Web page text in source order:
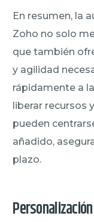
En resumen, la
Zoho no solo
que también
y agilidad
rápidamente a
liberar recursos
pueden
añadido,
plazo.